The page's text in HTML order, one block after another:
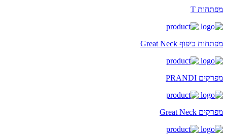
מפתחות T
מפתחות כיפוף Great Neck
מפרקים PRANDI
מפרקים Great Neck